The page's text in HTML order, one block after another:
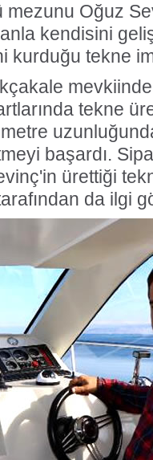
Oğuz
kendisini
kurduğu tekne
tekne
başardı.
ürettiği
da ilgi